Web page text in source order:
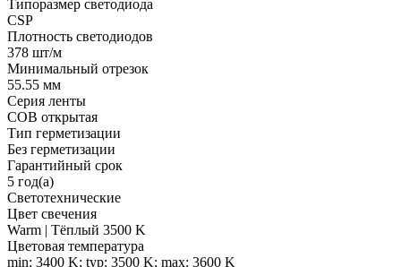
Типоразмер светодиода
CSP
Плотность светодиодов
378 шт/м
Минимальный отрезок
55.55 мм
Серия ленты
COB открытая
Тип герметизации
Без герметизации
Гарантийный срок
5 год(а)
Светотехнические
Цвет свечения
Warm | Тёплый 3500 K
Цветовая температура
min: 3400 K; typ: 3500 K; max: 3600 K